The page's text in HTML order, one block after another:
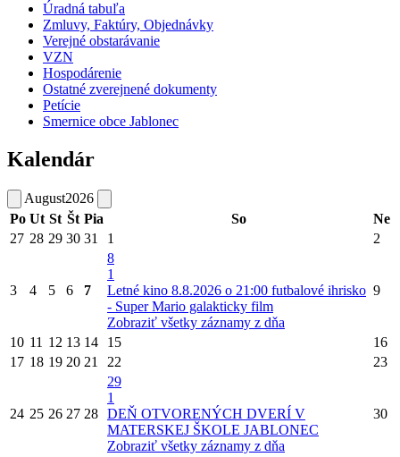
Úradná tabuľa
Zmluvy, Faktúry, Objednávky
Verejné obstarávanie
VZN
Hospodárenie
Ostatné zverejnené dokumenty
Petície
Smernice obce Jablonec
Kalendár
August2026
Po Ut St Št Pia So
Ne
27 28 29 30 31 1 2
3 4 5 6 7
8
1
Letné kino 8.8.2026 o 21:00 futbalové ihrisko
- Super Mario galakticky film
Zobraziť všetky záznamy z dňa
9
10 11 12 13 14 15
16
17 18 19 20 21 22 23
24 25 26 27 28
29
1
DEŇ OTVORENÝCH DVERÍ V
MATERSKEJ ŠKOLE JABLONEC
Zobraziť všetky záznamy z dňa
30